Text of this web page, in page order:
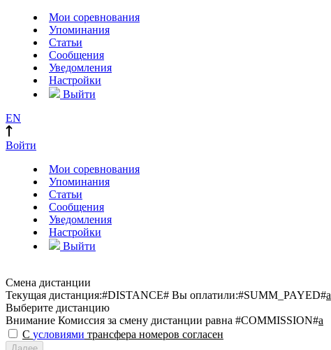
Мои соревнования
Упоминания
Статьи
Сообщения
Уведомления
Настройки
Выйти
EN
Войти
Мои соревнования
Упоминания
Статьи
Сообщения
Уведомления
Настройки
Выйти
Смена дистанции
Текущая дистанция:#DISTANCE# Вы оплатили:#SUMM_PAYED#a
Выберите дистанцию
Внимание Комиссия за смену дистанции равна #COMMISSION#a
С условиями трансфера номеров согласен